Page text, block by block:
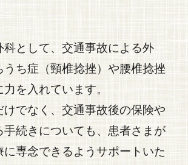
科として、交通事故による外
うち症（頸椎捻挫）や腰椎捻挫
を入れています。
けでなく、交通事故後の保険や
手続きについても、患者さまが
に専念できるようサポートいた